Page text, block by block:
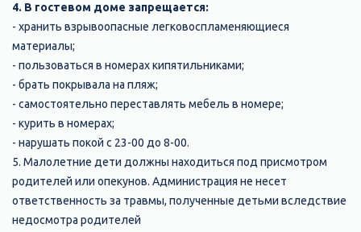
4. В гостевом доме запрещается:
- хранить взрывоопасные легковоспламеняющиеся
материалы;
- пользоваться в номерах кипятильниками;
- брать покрывала на пляж;
- самостоятельно переставлять мебель в номере;
- курить в номерах;
- нарушать покой с 23-00 до 8-00.
5. Малолетние дети должны находиться под присмотром
родителей или опекунов. Администрация не несет
ответственность за травмы, полученные детьми вследствие
недосмотра родителей